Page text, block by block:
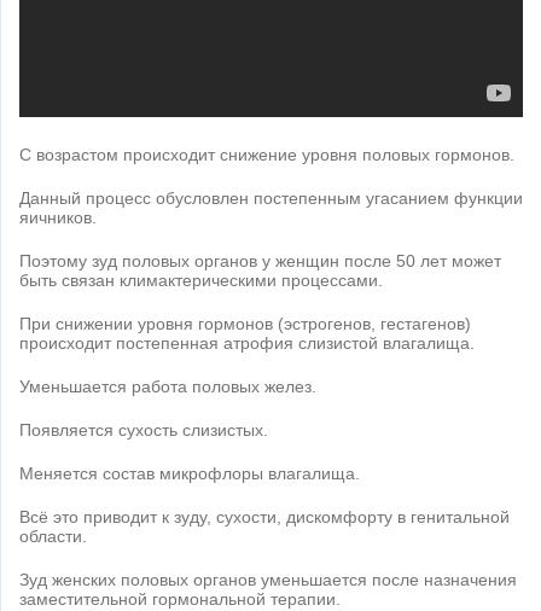
С возрастом происходит снижение уровня половых гормонов.
Данный процесс обусловлен постепенным угасанием функции
яичников.
Поэтому зуд половых органов у женщин после 50 лет может
быть связан климактерическими процессами.
При снижении уровня гормонов (эстрогенов, гестагенов)
происходит постепенная атрофия слизистой влагалища.
Уменьшается работа половых желез.
Появляется сухость слизистых.
Меняется состав микрофлоры влагалища.
Всё это приводит к зуду, сухости, дискомфорту в генитальной
области.
Зуд женских половых органов уменьшается после назначения
заместительной гормональной терапии.